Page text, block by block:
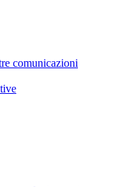
comunicazioni